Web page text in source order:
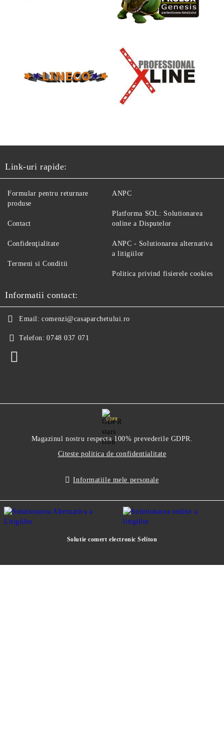
Link-uri rapide:
Formular pentru returnare
produse
Contact
Confidenţialitate
Termeni si Conditii
ANPC
Platforma SOL: Solutionarea
online a Disputelor
ANPC - Solutionarea alternativa
a litigiilor
Politica privind fisierele cookies
Informatii contact:
Email: comenzi@casaparchetului.ro
Telefon: 0748 037 071
GDPR
Magazinul nostru respecta 100% prevederile GDPR.
Citeste politica de confidentialitate
Informatiile mele personale
Solutie comert electronic Seliton